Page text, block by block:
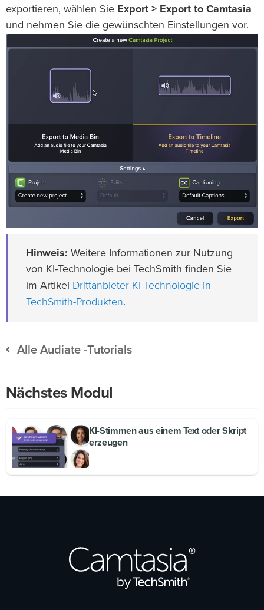
exportieren, wählen Sie Export > Export to Camtasia
und nehmen Sie die gewünschten Einstellungen vor.
Hinweis: Weitere Informationen zur Nutzung
von KI-Technologie bei TechSmith finden Sie
im Artikel Drittanbieter-KI-Technologie in
TechSmith-Produkten.
Alle Audiate -Tutorials
Nächstes Modul
KI-Stimmen aus einem Text oder Skript
erzeugen